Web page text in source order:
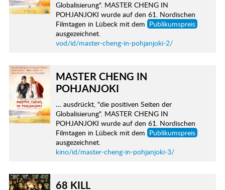
Globalisierung". MASTER CHENG IN
POHJANJOKI wurde auf den 61. Nordischen
Filmtagen in Lübeck mit dem Publikumspreis
ausgezeichnet.
vod/id/master-cheng-in-pohjanjoki-2/
MASTER CHENG IN
POHJANJOKI
… ausdrückt, "die positiven Seiten der
Globalisierung". MASTER CHENG IN
POHJANJOKI wurde auf den 61. Nordischen
Filmtagen in Lübeck mit dem Publikumspreis
ausgezeichnet.
kino/id/master-cheng-in-pohjanjoki-3/
68 KILL